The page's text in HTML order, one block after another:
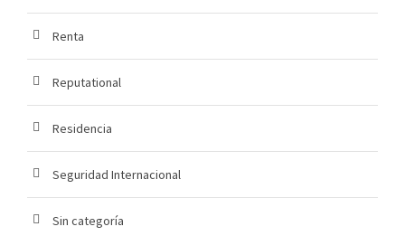
Renta
Reputational
Residencia
Seguridad Internacional
Sin categoría